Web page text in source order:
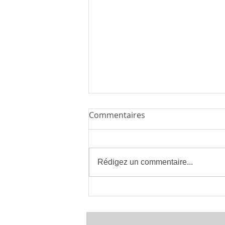
Commentaires
Rédigez un commentaire...